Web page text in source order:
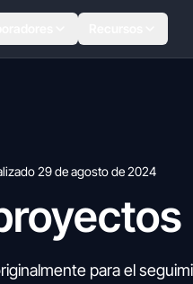
29 de agosto de 2024
para el